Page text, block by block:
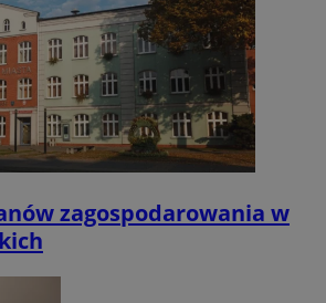
zagospodarowania w